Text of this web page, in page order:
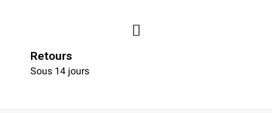
Retours
Sous 14 jours